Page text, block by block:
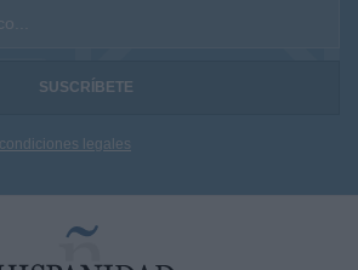
condiciones legales